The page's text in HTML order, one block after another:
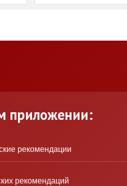
приложении:
рекомендации
рекомендаций